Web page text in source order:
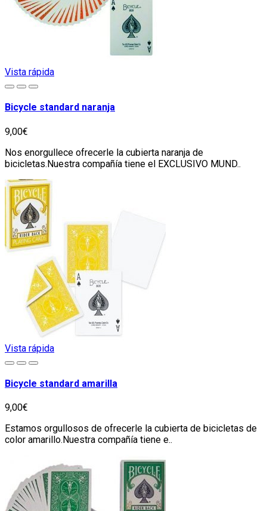
Vista rápida
Bicycle standard naranja
9,00€
Nos enorgullece ofrecerle la cubierta naranja de
bicicletas.Nuestra compañía tiene el EXCLUSIVO MUND..
Vista rápida
Bicycle standard amarilla
9,00€
Estamos orgullosos de ofrecerle la cubierta de bicicletas de
color amarillo.Nuestra compañía tiene e..